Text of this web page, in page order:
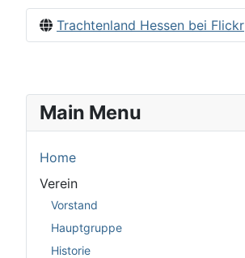
Trachtenland Hessen bei Flickr
Main Menu
Home
Verein
Vorstand
Hauptgruppe
Historie